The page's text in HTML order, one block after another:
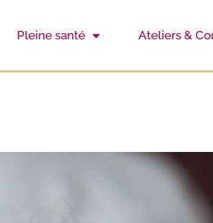
Pleine santé Ateliers &